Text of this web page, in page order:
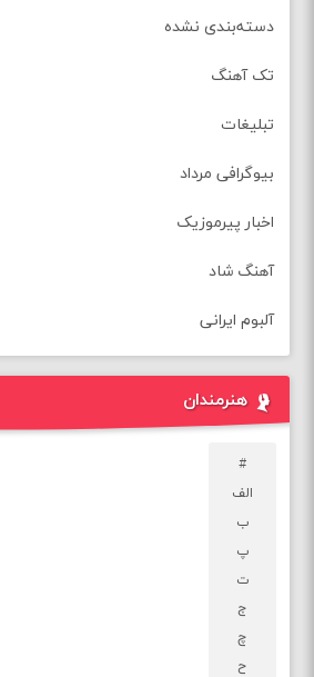
دسته‌بندی نشده
تک آهنگ
تبلیغات
بیوگرافی مرداد
اخبار پیرموزیک
آهنگ شاد
آلبوم ایرانی
هنرمندان
#
الف
ب
پ
ت
ج
چ
ح